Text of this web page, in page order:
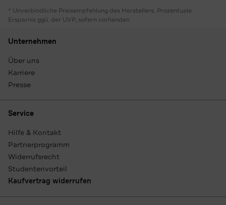
* Unverbindliche Preisempfehlung des Herstellers. Prozentuale
Ersparnis ggü. der UVP, sofern vorhanden
Unternehmen
Über uns
Karriere
Presse
Service
Hilfe & Kontakt
Partnerprogramm
Widerrufsrecht
Studentenvorteil
Kaufvertrag widerrufen